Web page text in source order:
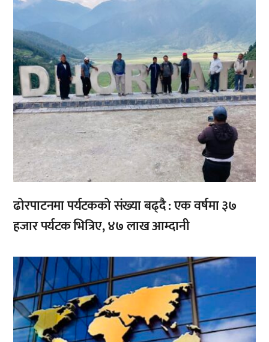
ढोरपाटनमा पर्यटकको संख्या बढ्दै : एक वर्षमा ३७
हजार पर्यटक भित्रिए, ४७ लाख आम्दानी